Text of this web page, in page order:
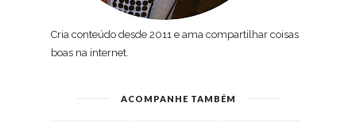
Cria conteúdo desde 2011 e ama compartilhar coisas
boas na internet.
ACOMPANHE TAMBÉM